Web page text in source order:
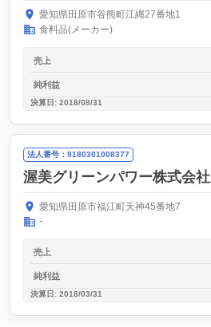
愛知県田原市谷熊町江縄27番地1
食料品(メーカー)
売上
純利益
決算日: 2018/08/31
法人番号：9180301008377
渥美グリーンパワー株式会社
愛知県田原市福江町天神45番地7
-
売上
純利益
決算日: 2018/03/31